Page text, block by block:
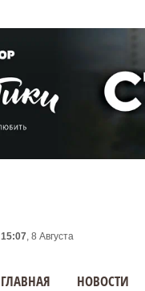
15:07, 8 Августа
ГЛАВНАЯ НОВОСТИ